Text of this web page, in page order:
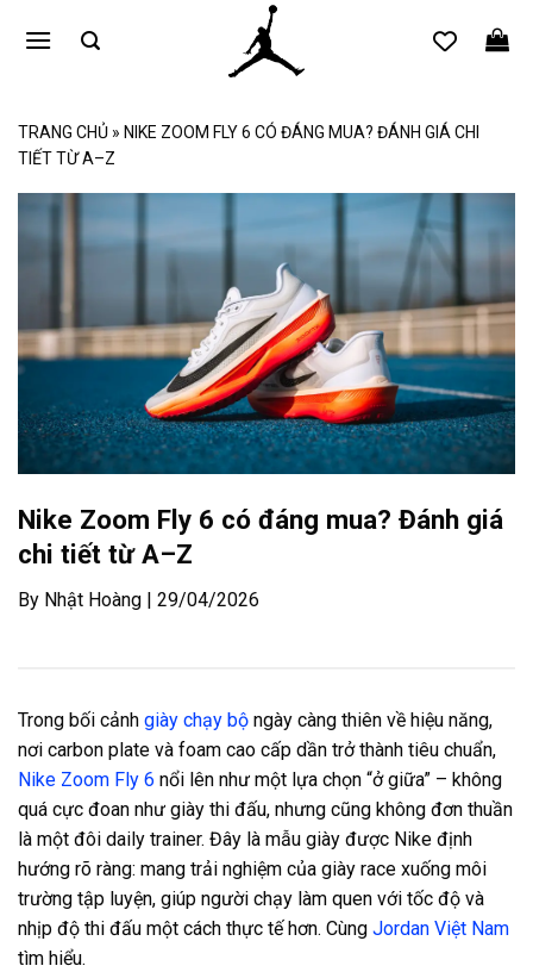
qua
TRANG CHỦ » NIKE ZOOM FLY 6 CÓ ĐÁNG MUA? ĐÁNH GIÁ CHI
TIẾT TỪ A–Z
Nike Zoom Fly 6 có đáng mua? Đánh giá
chi tiết từ A–Z
By Nhật Hoàng | 29/04/2026
Trong bối cảnh giày chạy bộ ngày càng thiên về hiệu năng,
nơi carbon plate và foam cao cấp dần trở thành tiêu chuẩn,
Nike Zoom Fly 6 nổi lên như một lựa chọn “ở giữa” – không
quá cực đoan như giày thi đấu, nhưng cũng không đơn thuần
là một đôi daily trainer. Đây là mẫu giày được Nike định
hướng rõ ràng: mang trải nghiệm của giày race xuống môi
trường tập luyện, giúp người chạy làm quen với tốc độ và
nhịp độ thi đấu một cách thực tế hơn. Cùng Jordan Việt Nam
tìm hiểu.